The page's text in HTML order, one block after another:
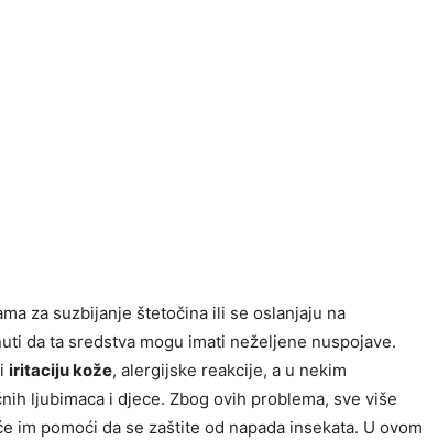
za suzbijanje štetočina ili se oslanjaju na
da ta sredstva mogu imati neželjene nuspojave.
iritaciju kože, alergijske reakcije, a u nekim
ljubimaca i djece. Zbog ovih problema, sve više
im pomoći da se zaštite od napada insekata. U ovom